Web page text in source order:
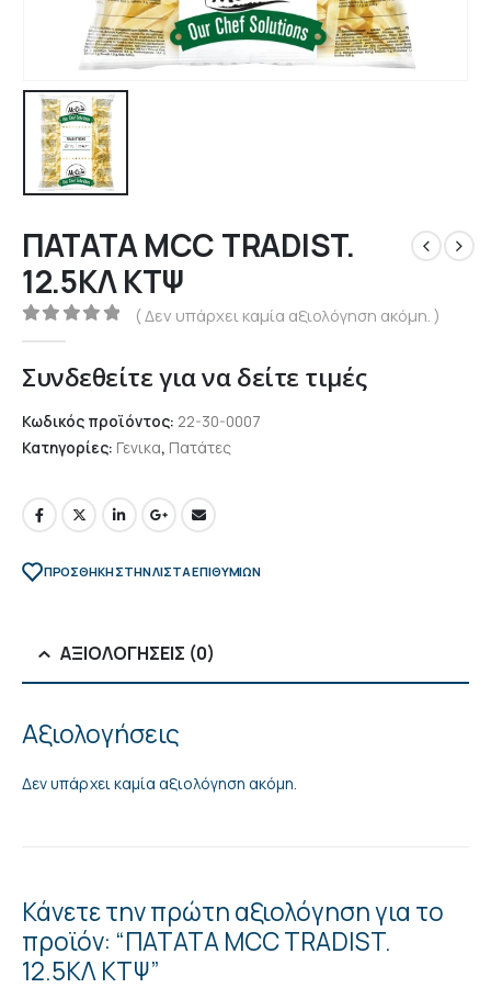
ΠΑΤΑΤΑ MCC TRADIST.
12.5ΚΛ ΚΤΨ
0out of 5
( Δεν υπάρχει καμία αξιολόγηση ακόμη. )
Συνδεθείτε για να δείτε τιμές
Κωδικός προϊόντος: 22-30-0007
Κατηγορίες: Γενικα, Πατάτες
ΠΡΌΣΘΉΚΗ ΣΤΗΝ ΛΊΣΤΑ ΕΠΙΘΥΜΙΏΝ
ΑΞΙΟΛΟΓΉΣΕΙΣ (0)
Αξιολογήσεις
Δεν υπάρχει καμία αξιολόγηση ακόμη.
Κάνετε την πρώτη αξιολόγηση για το
προϊόν: “ΠΑΤΑΤΑ MCC TRADIST.
12.5ΚΛ ΚΤΨ”